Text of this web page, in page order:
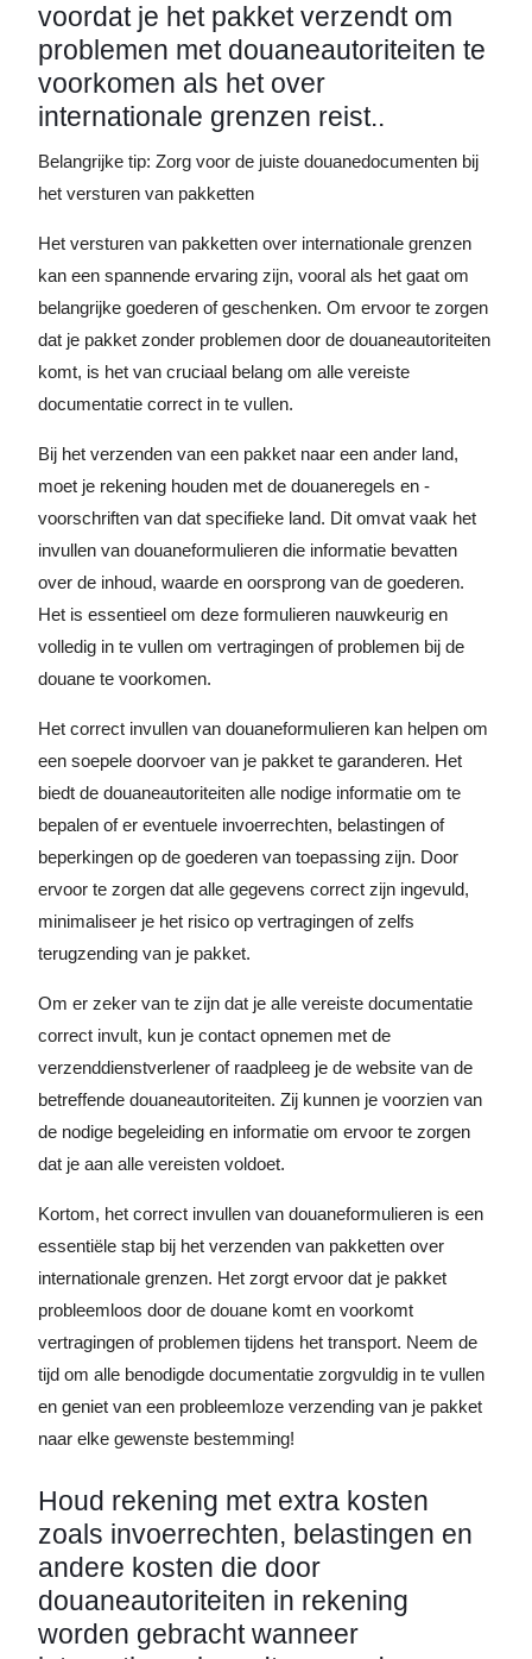
voordat je het pakket verzendt om
problemen met douaneautoriteiten te
voorkomen als het over
internationale grenzen reist..
Belangrijke tip: Zorg voor de juiste douanedocumenten bij
het versturen van pakketten
Het versturen van pakketten over internationale grenzen
kan een spannende ervaring zijn, vooral als het gaat om
belangrijke goederen of geschenken. Om ervoor te zorgen
dat je pakket zonder problemen door de douaneautoriteiten
komt, is het van cruciaal belang om alle vereiste
documentatie correct in te vullen.
Bij het verzenden van een pakket naar een ander land,
moet je rekening houden met de douaneregels en -
voorschriften van dat specifieke land. Dit omvat vaak het
invullen van douaneformulieren die informatie bevatten
over de inhoud, waarde en oorsprong van de goederen.
Het is essentieel om deze formulieren nauwkeurig en
volledig in te vullen om vertragingen of problemen bij de
douane te voorkomen.
Het correct invullen van douaneformulieren kan helpen om
een soepele doorvoer van je pakket te garanderen. Het
biedt de douaneautoriteiten alle nodige informatie om te
bepalen of er eventuele invoerrechten, belastingen of
beperkingen op de goederen van toepassing zijn. Door
ervoor te zorgen dat alle gegevens correct zijn ingevuld,
minimaliseer je het risico op vertragingen of zelfs
terugzending van je pakket.
Om er zeker van te zijn dat je alle vereiste documentatie
correct invult, kun je contact opnemen met de
verzenddienstverlener of raadpleeg je de website van de
betreffende douaneautoriteiten. Zij kunnen je voorzien van
de nodige begeleiding en informatie om ervoor te zorgen
dat je aan alle vereisten voldoet.
Kortom, het correct invullen van douaneformulieren is een
essentiële stap bij het verzenden van pakketten over
internationale grenzen. Het zorgt ervoor dat je pakket
probleemloos door de douane komt en voorkomt
vertragingen of problemen tijdens het transport. Neem de
tijd om alle benodigde documentatie zorgvuldig in te vullen
en geniet van een probleemloze verzending van je pakket
naar elke gewenste bestemming!
Houd rekening met extra kosten
zoals invoerrechten, belastingen en
andere kosten die door
douaneautoriteiten in rekening
worden gebracht wanneer